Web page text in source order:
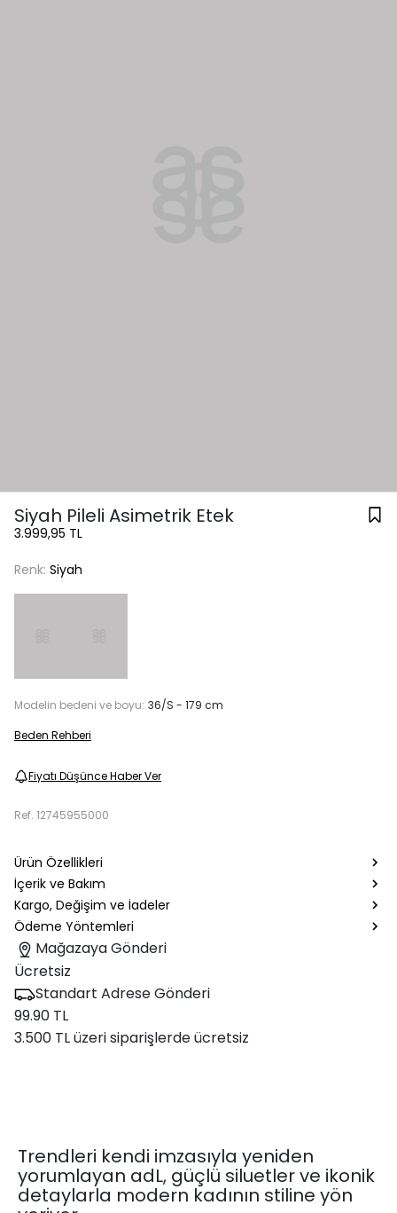
Siyah Pileli Asimetrik Etek
3.999,95 TL
Renk: Siyah
Modelin bedeni ve boyu: 36/S - 179 cm
Beden Rehberi
Fiyatı Düşünce Haber Ver
Ref. 12745955000
Ürün Özellikleri
İçerik ve Bakım
Kargo, Değişim ve İadeler
Ödeme Yöntemleri
Mağazaya Gönderi
Ücretsiz
Standart Adrese Gönderi
99.90 TL
3.500 TL üzeri siparişlerde ücretsiz
Trendleri kendi imzasıyla yeniden
yorumlayan adL, güçlü siluetler ve ikonik
detaylarla modern kadının stiline yön